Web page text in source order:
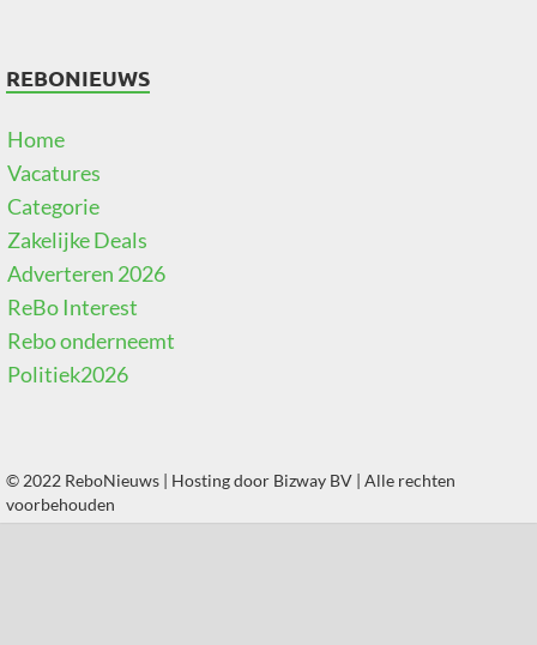
REBONIEUWS
Home
Vacatures
Categorie
Zakelijke Deals
Adverteren 2026
ReBo Interest
Rebo onderneemt
Politiek2026
© 2022 ReboNieuws | Hosting door Bizway BV | Alle rechten
voorbehouden